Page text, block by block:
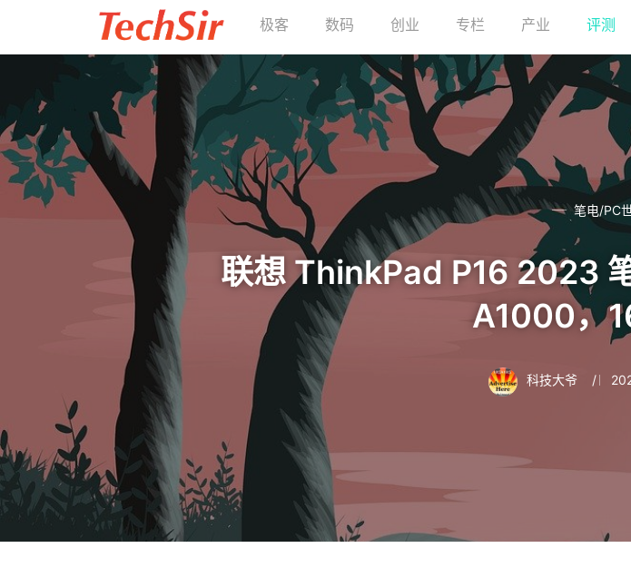
极客 数码 创业 专栏 产业 评测
笔电/PC
联想 ThinkPad P16 2023
A1000，
科技大爷 /